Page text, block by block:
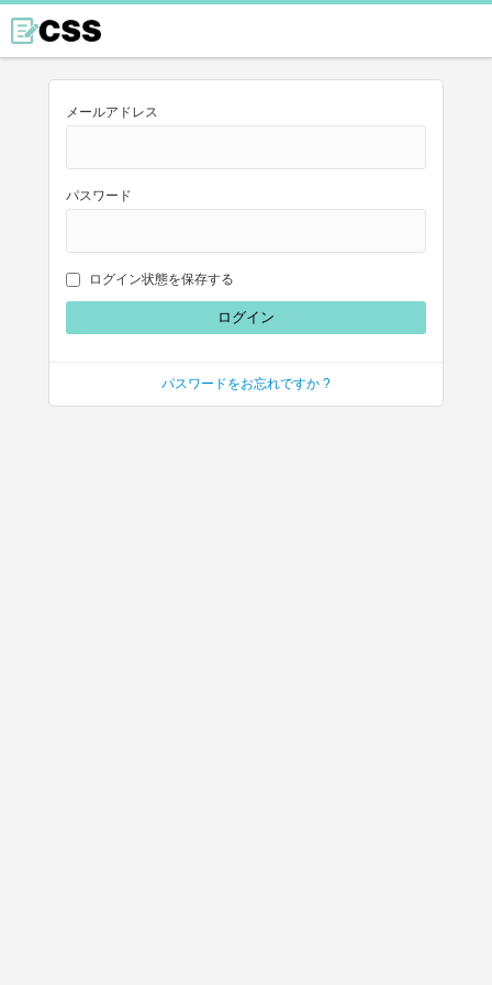
メールアドレス
パスワード
ログイン状態を保存する
パスワードをお忘れですか ?